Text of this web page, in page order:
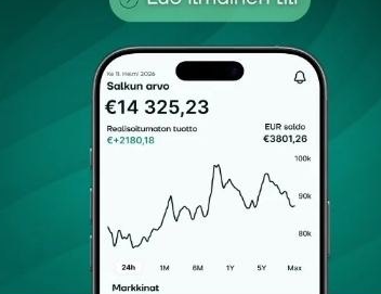
Sähköpostiosoitteesi